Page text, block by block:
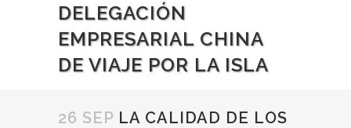
DELEGACIÓN
EMPRESARIAL CHINA
DE VIAJE POR LA ISLA
26 SEP LA CALIDAD DE LOS